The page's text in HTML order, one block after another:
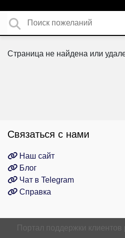
Страница не найдена или
Связаться с нами
Наш сайт
Блог
Чат в Telegram
Справка
Портал поддержки клиентов